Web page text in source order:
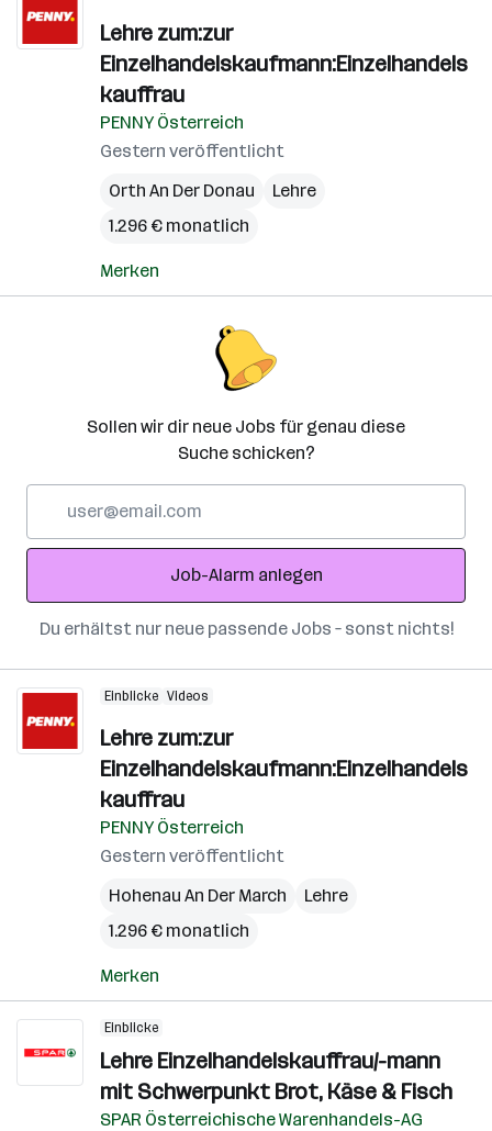
Lehre zum:zur
Einzelhandelskaufmann:Einzelhandels
kauffrau
PENNY Österreich
Gestern veröffentlicht
Orth An Der Donau
Lehre
1.296 € monatlich
Merken
Sollen wir dir neue Jobs für genau diese
Suche schicken?
Adresse
Job-Alarm anlegen
Du erhältst nur neue passende Jobs – sonst nichts!
Einblicke Videos
Lehre zum:zur
Einzelhandelskaufmann:Einzelhandels
kauffrau
PENNY Österreich
Gestern veröffentlicht
Hohenau An Der March
Lehre
1.296 € monatlich
Merken
Einblicke
Lehre Einzelhandelskauffrau/-mann
mit Schwerpunkt Brot, Käse & Fisch
SPAR Österreichische Warenhandels-AG